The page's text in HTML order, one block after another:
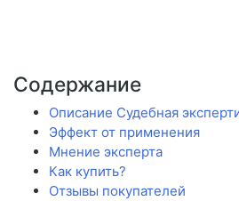
Содержание
Описание Судебная
Эффект от применения
Мнение эксперта
Как купить?
Отзывы покупателей